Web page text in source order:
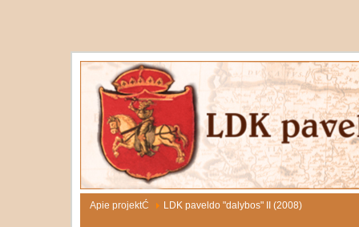
Apie projektĆ LDK paveldo "dalybos" II (2008)